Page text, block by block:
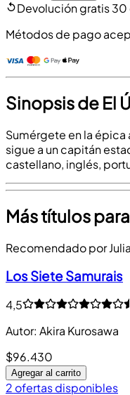
Devolución gratis 30
Métodos de pago
Sinopsis de El
Sumérgete en la épica
sigue a un capitán
castellano, inglés,
Más títulos
Recomendado por Julia
Los Siete Samurais
4,5
Autor: Akira Kurosawa
$96.430
Agregar al carrito
2 ofertas disponibles